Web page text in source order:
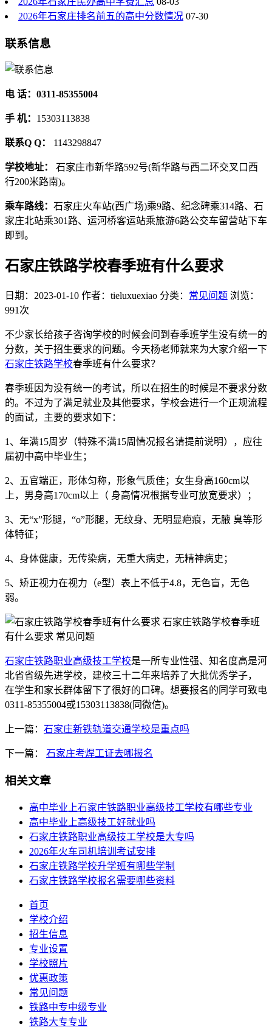
2026年石家庄排名前五的高中分数情况 07-30
联系信息
电 话：0311-85355004
手 机： 15303113838
联系Q Q： 1143298847
学校地址： 石家庄市新华路592号(新华路与西二环交叉口西
行200米路南)。
乘车路线： 石家庄火车站(西广场)乘9路、纪念碑乘314路、石
家庄北站乘301路、运河桥客运站乘旅游6路公交车留营站下车
即到。
石家庄铁路学校春季班有什么要求
日期：2023-01-10 作者：tieluxuexiao 分类： 常见问题 浏览：
991次
不少家长给孩子咨询学校的时候会问到春季班学生没有统一的
分数，关于招生要求的问题。今天杨老师就来为大家介绍一下
石家庄铁路学校春季班有什么要求？
春季班因为没有统一的考试，所以在招生的时候是不要求分数
的。不过为了满足就业及其他要求，学校会进行一个正规流程
的面试，主要的要求如下：
1、年满15周岁（特殊不满15周情况报名请提前说明），应往
届初中高中毕业生；
2、五官端正，形体匀称，形象气质佳；女生身高160cm以
上，男身高170cm以上（ 身高情况根据专业可放宽要求）；
3、无“x”形腿，“o”形腿，无纹身、无明显疤痕，无腋 臭等形
体特征；
4、身体健康，无传染病，无重大病史，无精神病史；
5、矫正视力在视力（e型）表上不低于4.8，无色盲，无色
弱。
石家庄铁路职业高级技工学校是一所专业性强、知名度高是河
北省省级先进学校，建校三十二年来培养了大批优秀学子，
在学生和家长群体留下了很好的口碑。想要报名的同学可致电
0311-85355004或15303113838(同微信)。
上一篇： 石家庄新铁轨道交通学校是重点吗
下一篇： 石家庄考焊工证去哪报名
相关文章
高中毕业上石家庄铁路职业高级技工学校有哪些专业
高中毕业上高级技工好就业吗
石家庄铁路职业高级技工学校是大专吗
2026年火车司机培训考试安排
石家庄铁路学校升学班有哪些学制
石家庄铁路学校报名需要哪些资料
首页
学校介绍
招生信息
专业设置
学校照片
优惠政策
常见问题
铁路中专中级专业
铁路大专专业